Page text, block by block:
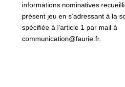
informations nominatives
présent jeu en s’adressant à la
spécifiée à l’article 1 par mail à
communication@faurie.fr.